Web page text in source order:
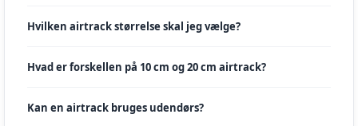
Hvilken airtrack størrelse skal jeg vælge?
Hvad er forskellen på 10 cm og 20 cm airtrack?
Kan en airtrack bruges udendørs?